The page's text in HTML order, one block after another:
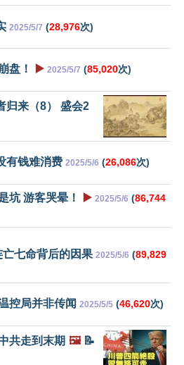
2025/5/7 (28,976次)
盘！ ▶️ 2025/5/7 (85,020次)
归来（8） 盛会2
有钱难消费 2025/5/6 (26,086次)
坑 游客哭晕！ ▶️ 2025/5/6 (86,744
七命背后的因果 2025/5/6 (89,829
控局并非传闻 2025/5/5 (46,620次)
共走到末期 🖼️📝